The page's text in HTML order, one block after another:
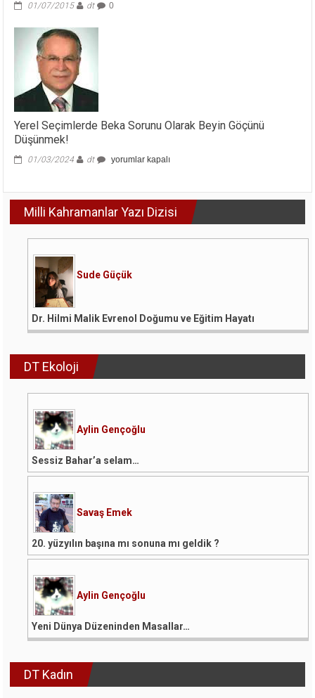
01/07/2015 dt 0
Yerel Seçimlerde Beka Sorunu Olarak Beyin Göçünü
Düşünmek!
01/03/2024 dt
Yerel
Olarak
Beyin
yorumlar kapalı
Milli Kahramanlar Yazı Dizisi
Sude Güçük
Dr. Hilmi Malik Evrenol Doğumu ve Eğitim Hayatı
DT Ekoloji
Aylin Gençoğlu
Sessiz Bahar’a selam…
Savaş Emek
20. yüzyılın başına mı sonuna mı geldik ?
Aylin Gençoğlu
Yeni Dünya Düzeninden Masallar…
DT Kadın